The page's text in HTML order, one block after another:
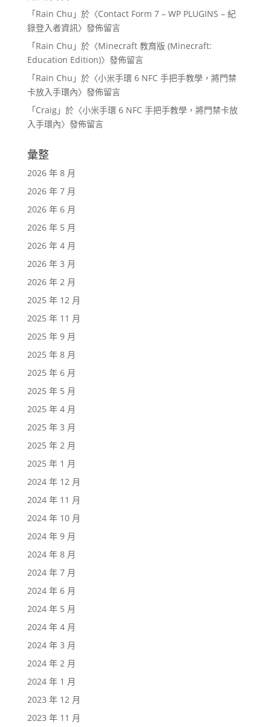
「Rain Chu 」於〈Contact Form 7 – WP PLUGINS – 紀
錄登入者資訊〉發佈留言
「Rain Chu 」於〈Minecraft 教育版 (Minecraft:
Education Edition)〉發佈留言
「Rain Chu 」於〈小米手環 6 NFC 手把手教學，將門禁
卡放入手環內〉發佈留言
「Craig」於〈小米手環 6 NFC 手把手教學，將門禁卡放
入手環內〉發佈留言
彙整
2026 年 8 月
2026 年 7 月
2026 年 6 月
2026 年 5 月
2026 年 4 月
2026 年 3 月
2026 年 2 月
2025 年 12 月
2025 年 11 月
2025 年 9 月
2025 年 8 月
2025 年 6 月
2025 年 5 月
2025 年 4 月
2025 年 3 月
2025 年 2 月
2025 年 1 月
2024 年 12 月
2024 年 11 月
2024 年 10 月
2024 年 9 月
2024 年 8 月
2024 年 7 月
2024 年 6 月
2024 年 5 月
2024 年 4 月
2024 年 3 月
2024 年 2 月
2024 年 1 月
2023 年 12 月
2023 年 11 月